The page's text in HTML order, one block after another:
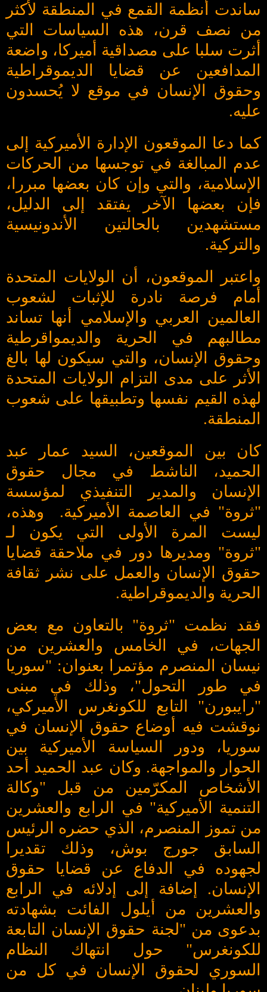
ساندت أنظمة القمع في المنطقة لأكثر
من نصف قرن، هذه السياسات التي
أثرت سلبا على مصداقية أميركا، واضعة
المدافعين عن قضايا الديموقراطية
وحقوق الإنسان في موقع لا يُحسدون
عليه.
كما دعا الموقعون الإدارة الأميركية إلى
عدم المبالغة في توجسها من الحركات
الإسلامية، والتي وإن كان بعضها مبررا،
فإن بعضها الآخر يفتقد إلى الدليل،
مستشهدين بالحالتين الأندونيسية
والتركية.
واعتبر الموقعون، أن الولايات المتحدة
أمام فرصة نادرة للإثبات لشعوب
العالمين العربي والإسلامي أنها تساند
مطالبهم في الحرية والديمواقرطية
وحقوق الإنسان، والتي سيكون لها بالغ
الأثر على مدى التزام الولايات المتحدة
لهذه القيم نفسها وتطبيقها على شعوب
المنطقة.
كان بين الموقعين، السيد عمار عبد
الحميد، الناشط في مجال حقوق
الإنسان والمدير التنفيذي لمؤسسة
"ثروة" في العاصمة الأميركية. وهذه،
ليست المرة الأولى التي يكون لـ
"ثروة" ومديرها دور في ملاحقة قضايا
حقوق الإنسان والعمل على نشر ثقافة
الحرية والديموقراطية.
فقد نظمت "ثروة" بالتعاون مع بعض
الجهات، في الخامس والعشرين من
نيسان المنصرم مؤتمرا بعنوان: "سوريا
في طور التحول"، وذلك في مبنى
"رايبورن" التابع للكونغرس الأميركي،
نوقشت فيه أوضاع حقوق الإنسان في
سوريا، ودور السياسة الأميركية بين
الحوار والمواجهة. وكان عبد الحميد أحد
الأشخاص المكرّمين من قبل "وكالة
التنمية الأميركية" في الرابع والعشرين
من تموز المنصرم، الذي حضره الرئيس
السابق جورج بوش، وذلك تقديرا
لجهوده في الدفاع عن قضايا حقوق
الإنسان. إضافة إلى إدلائه في الرابع
والعشرين من أيلول الفائت بشهادته
بدعوى من "لجنة حقوق الإنسان التابعة
للكونغرس" حول انتهاك النظام
السوري لحقوق الإنسان في كل من